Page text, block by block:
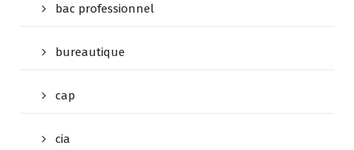
bac professionnel
bureautique
cap
cia